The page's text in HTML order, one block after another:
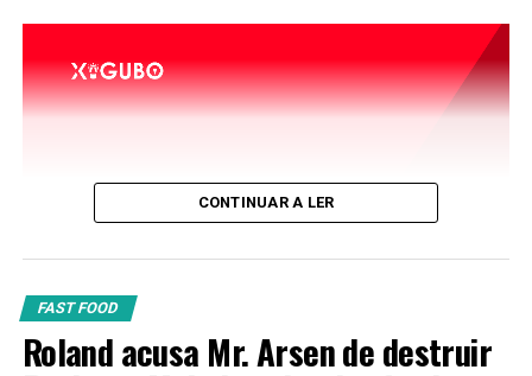
CONTINUAR A LER
FAST FOOD
Roland acusa Mr. Arsen de destruir